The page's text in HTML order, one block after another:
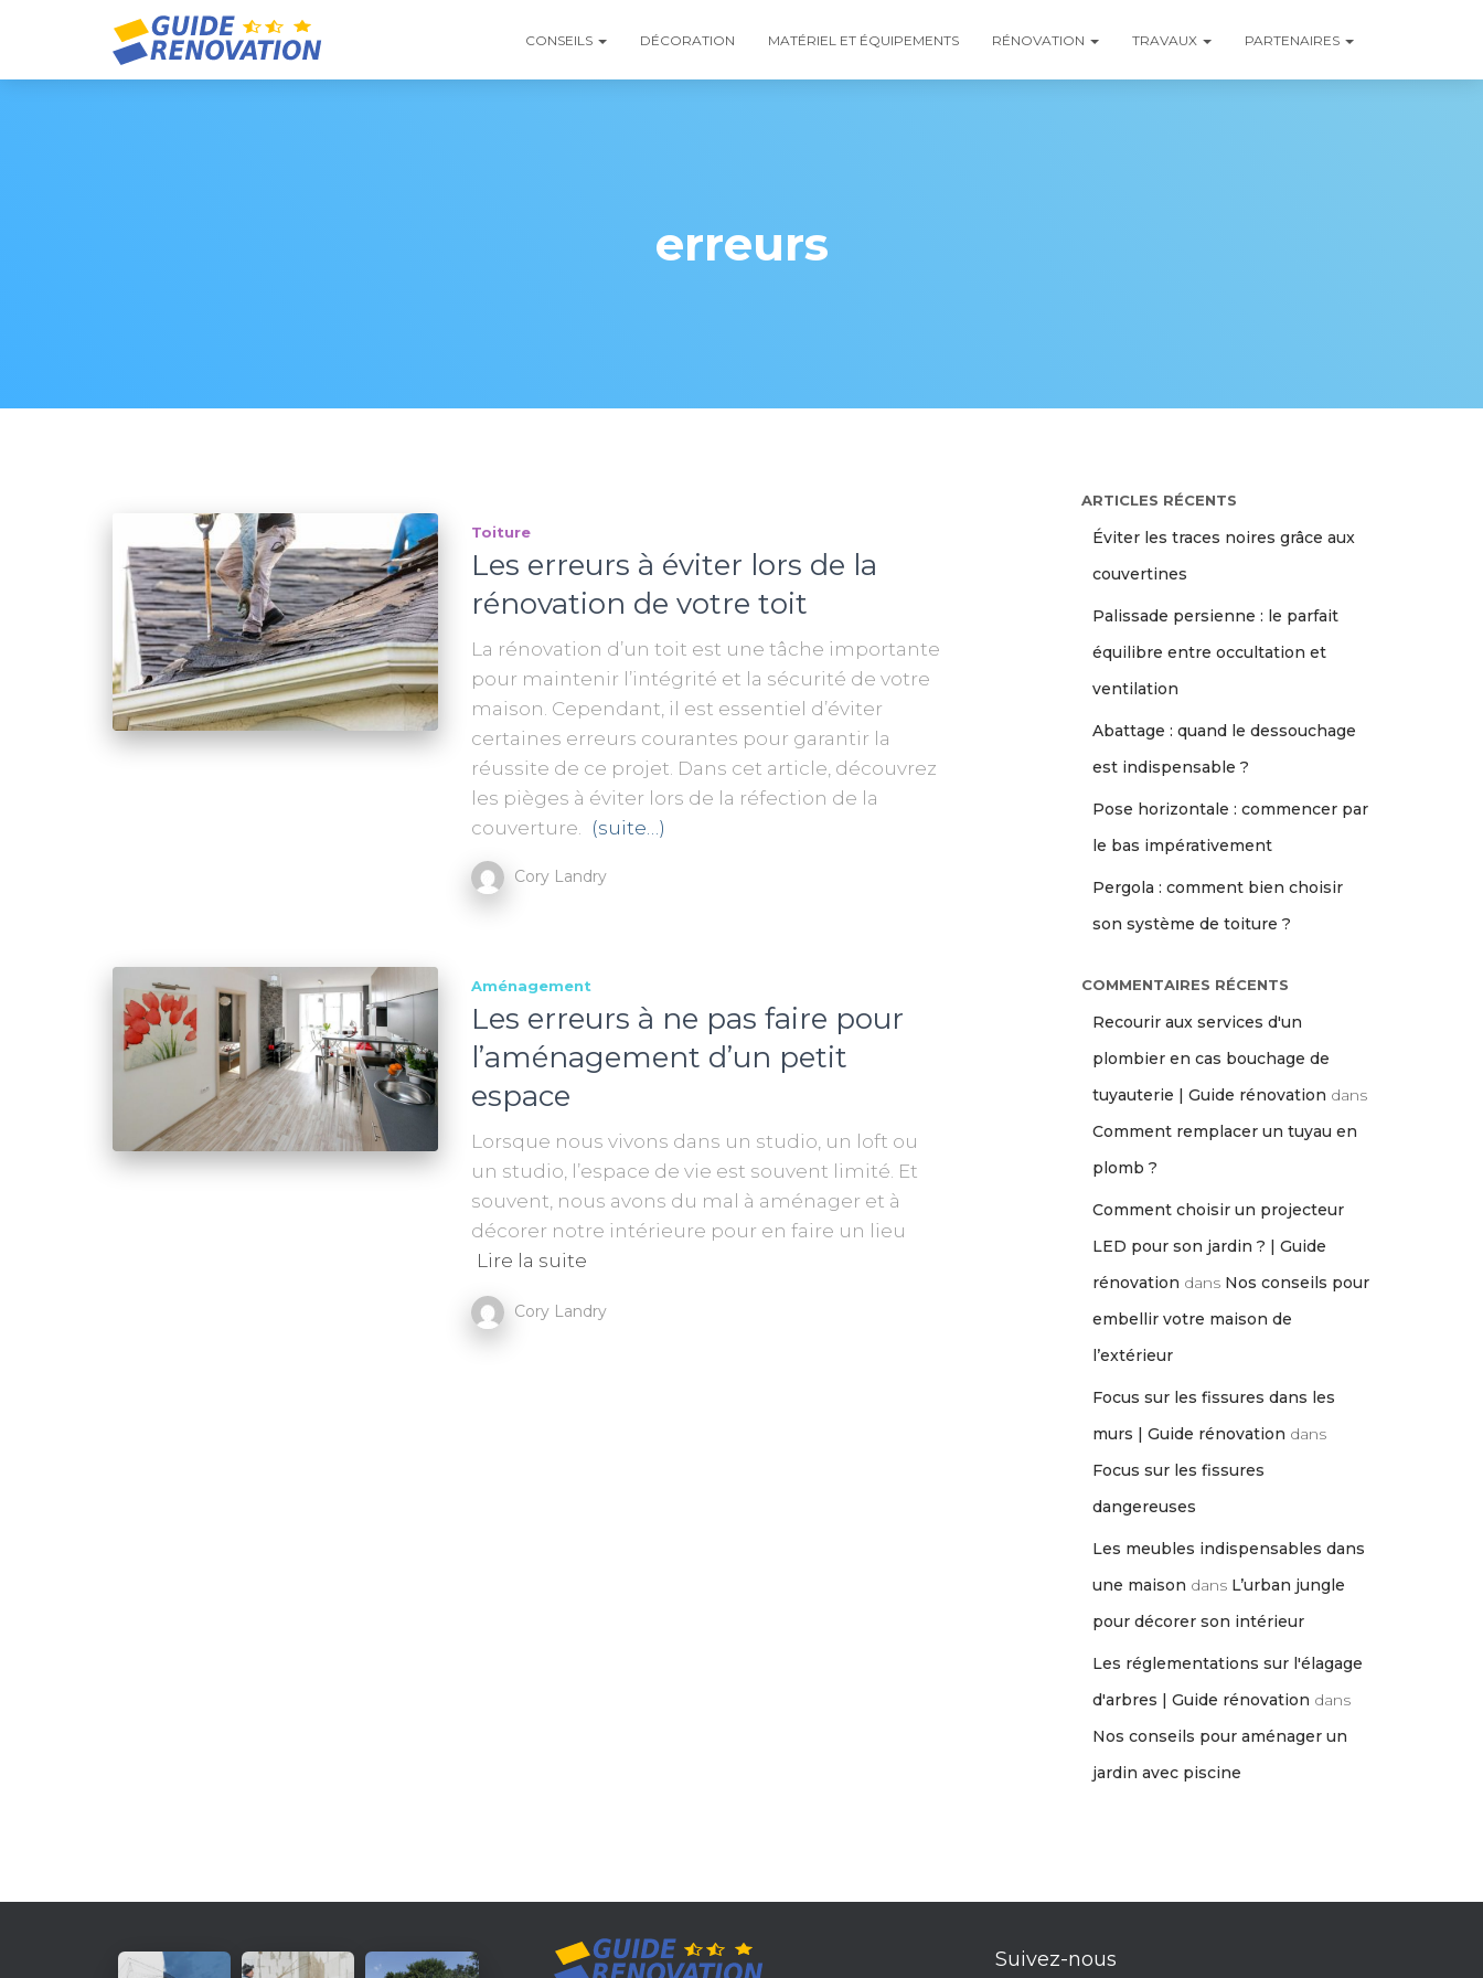
CONSEILS DÉCORATION MATÉRIEL ET ÉQUIPEMENTS RÉNOVATION TRAVAUX PARTENAIRES
erreurs
Toiture
Les erreurs à éviter lors de la
rénovation de votre toit
La rénovation d’un toit est une tâche importante
pour maintenir l’intégrité et la sécurité de votre
maison. Cependant, il est essentiel d’éviter
certaines erreurs courantes pour garantir la
réussite de ce projet. Dans cet article, découvrez
les pièges à éviter lors de la réfection de la
couverture. (suite…)
Cory Landry
Aménagement
Les erreurs à ne pas faire pour
l’aménagement d’un petit
espace
Lorsque nous vivons dans un studio, un loft ou
un studio, l’espace de vie est souvent limité. Et
souvent, nous avons du mal à aménager et à
décorer notre intérieure pour en faire un lieu
Lire la suite
Cory Landry
ARTICLES RÉCENTS
Éviter les traces noires grâce aux
couvertines
Palissade persienne : le parfait
équilibre entre occultation et
ventilation
Abattage : quand le dessouchage
est indispensable ?
Pose horizontale : commencer par
le bas impérativement
Pergola : comment bien choisir
son système de toiture ?
COMMENTAIRES RÉCENTS
Recourir aux services d'un
plombier en cas bouchage de
tuyauterie | Guide rénovation dans
Comment remplacer un tuyau en
plomb ?
Comment choisir un projecteur
LED pour son jardin ? | Guide
rénovation dans Nos conseils pour
embellir votre maison de
l’extérieur
Focus sur les fissures dans les
murs | Guide rénovation dans
Focus sur les fissures
dangereuses
Les meubles indispensables dans
une maison dans L’urban jungle
pour décorer son intérieur
Les réglementations sur l'élagage
d'arbres | Guide rénovation dans
Nos conseils pour aménager un
jardin avec piscine
Suivez-nous